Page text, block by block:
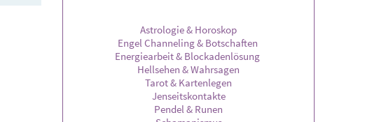
Astrologie & Horoskop
Engel Channeling & Botschaften
Energiearbeit & Blockadenlösung
Hellsehen & Wahrsagen
Tarot & Kartenlegen
Jenseitskontakte
Pendel & Runen